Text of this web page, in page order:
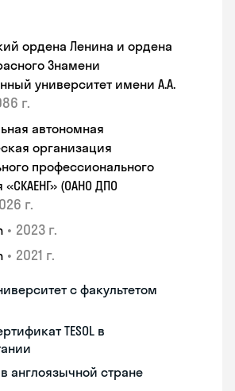
ордена Ленина и ордена
Знамени
университет имени А.А.
г.
автономная
организация
профессионального
(ОАНО ДПО
г.
• 2023 г.
• 2021 г.
с факультетом
TESOL в
англоязычной стране